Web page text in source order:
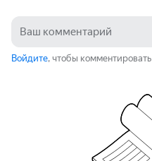
Войдите, чтобы комментировать